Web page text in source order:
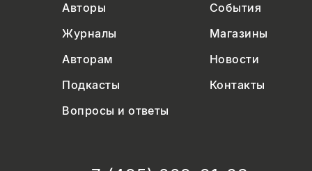
Авторы
События
Журналы
Магазины
Авторам
Новости
Подкасты
Контакты
Вопросы и ответы